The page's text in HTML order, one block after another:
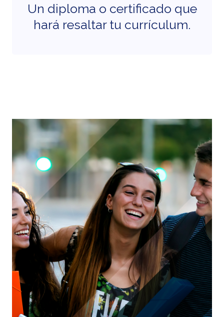
Un diploma o certificado que
hará resaltar tu currículum.